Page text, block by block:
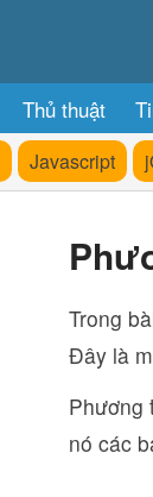
Thủ thuật
Javascript
Trong
Đây là
Phương
nó các